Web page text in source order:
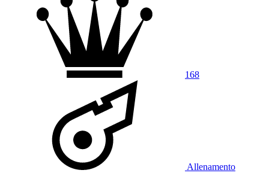
168
Allenamento